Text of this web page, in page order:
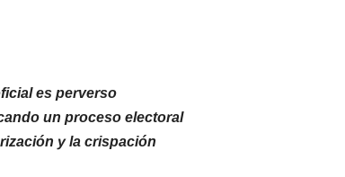
es perverso
un proceso electoral
y la crispación